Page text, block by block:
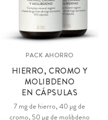
PACK AHORRO
HIERRO, CROMO Y
MOLIBDENO
EN CÁPSULAS
7 mg de hierro, 40 µg de
cromo, 50 µg de molibdeno